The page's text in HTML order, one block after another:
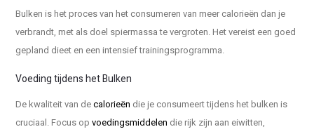
Bulken is het proces van het consumeren van meer calorieën dan je
verbrandt, met als doel spiermassa te vergroten. Het vereist een goed
gepland dieet en een intensief trainingsprogramma.
Voeding tijdens het Bulken
De kwaliteit van decalorieën die je consumeert tijdens het bulken is
cruciaal. Focus opvoedingsmiddelen die rijk zijn aan eiwitten,